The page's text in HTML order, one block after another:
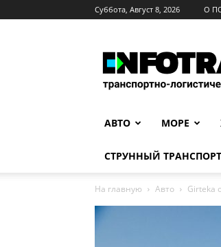
Суббота, Август 8, 2026 О
АВТО МОРЕ
СТРУННЫЙ ТРАНСПОРТ
На главную Авто Girteka